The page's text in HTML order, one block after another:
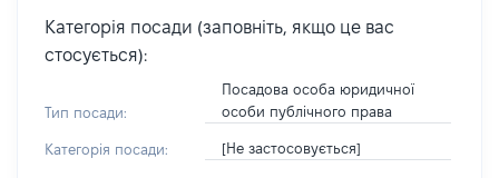
Категорія посади (заповніть, якщо це вас
стосується):
Тип посади:
Посадова особа юридичної
особи публічного права
Категорія посади: [Не застосовується]